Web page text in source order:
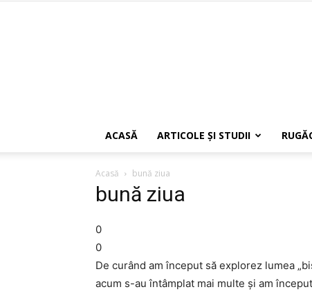
ACASĂ ARTICOLE ŞI STUDII
Acasă bună ziua
bună ziua
0
0
De curând am început să explorez lumea
acum s-au întâmplat mai multe și am